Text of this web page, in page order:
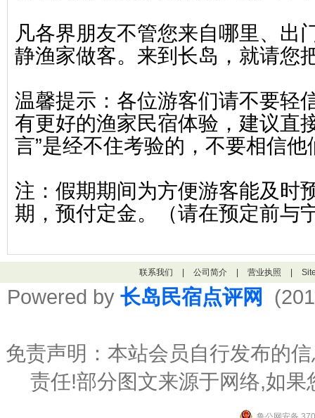
凡各界朋友不管您来自哪里、出
静渔家做客。来到长岛，就请您
温馨提示：各位游客们请不要轻
有更好的渔家民宿体验，建议直
言”是经不住考验的，不要相信
注：假期期间为方便游客能及时
期，预付定金。（请在预定前与
联系我们 公司简介 营业执照
Powered by 长岛民宿点评网
免责声明：本站会员自行发布的
责任!部分图文来源于网络,如